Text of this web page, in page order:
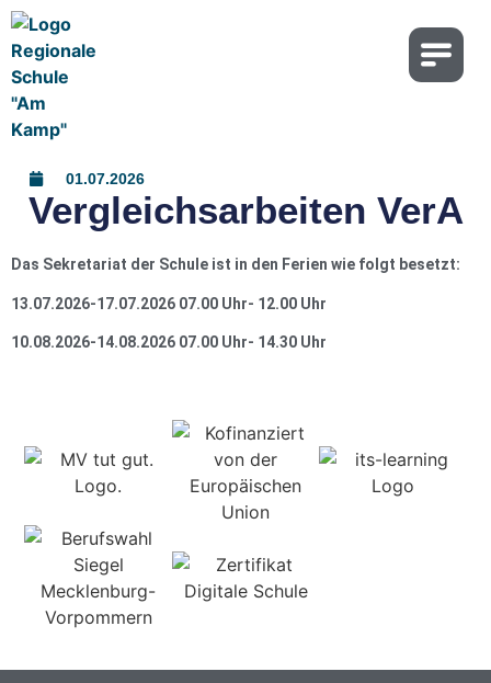
01.07.2026
Ver­gleichs­ar­bei­ten VerA
Das Sekretariat der Schule ist in den Ferien wie folgt besetzt:
13.07.2026-17.07.2026 07.00 Uhr- 12.00 Uhr
10.08.2026-14.08.2026 07.00 Uhr- 14.30 Uhr